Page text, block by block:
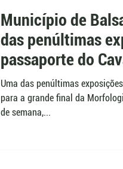
Município de
das penúltimas
passaporte do
Uma das penúltimas
para a grande final da
de semana,...